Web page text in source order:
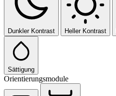
Dunkler Kontrast Heller Kontrast
Sättigung
Orientierungsmodule